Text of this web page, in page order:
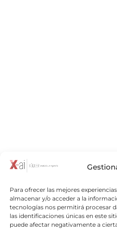
Para ofrecer las mejores
almacenar y/o acceder a la
tecnologías nos permitirá procesar
las identificaciones únicas en este
puede afectar negativamente a